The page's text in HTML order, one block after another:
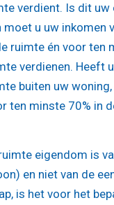
verdient. Is dit uw
moet u uw inkomen
ruimte én voor ten
verdienen. Heeft
buiten uw
ten minste 70% in
eigendom is
en niet van de
is het voor het